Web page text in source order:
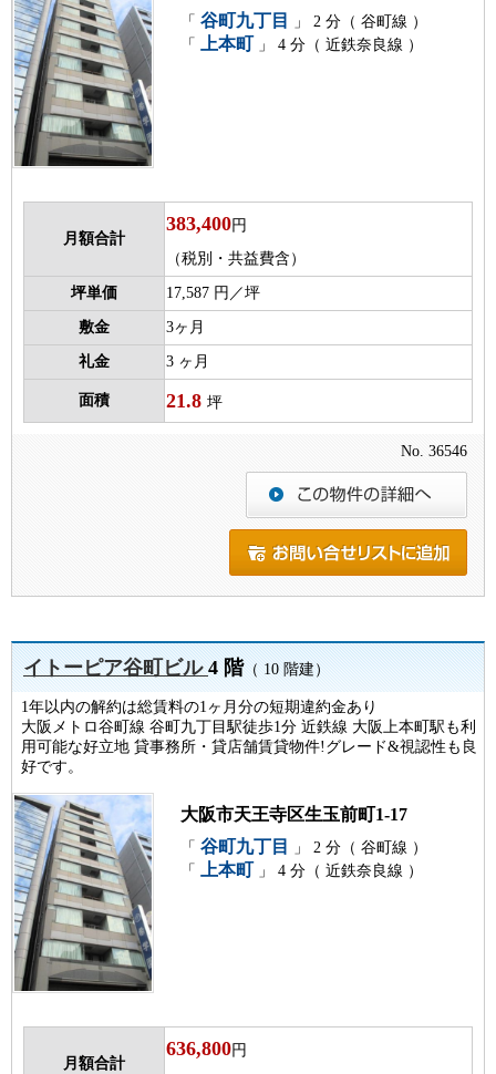
「 谷町九丁目
」 2 分（ 谷町線 ）
「
上本町 」 4 分（ 近鉄奈良線 ）
月額合計
383,400円
（税別・共益費含）
坪単価 17,587 円／坪
敷金 3ヶ月
礼金 3 ヶ月
面積 21.8 坪
No. 36546
イトーピア谷町ビル4 階（ 10 階建）
1年以内の解約は総賃料の1ヶ月分の短期違約金あり
大阪メトロ谷町線 谷町九丁目駅徒歩1分 近鉄線 大阪上本町駅も利
用可能な好立地 貸事務所・貸店舗賃貸物件!グレード&視認性も良
好です。
大阪市天王寺区生玉前町1-17
「 谷町九丁目
」 2 分（ 谷町線 ）
「
上本町 」 4 分（ 近鉄奈良線 ）
月額合計
636,800円